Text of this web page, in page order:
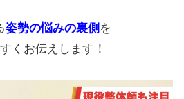
姿勢の悩みの裏側 を
くお伝えします！